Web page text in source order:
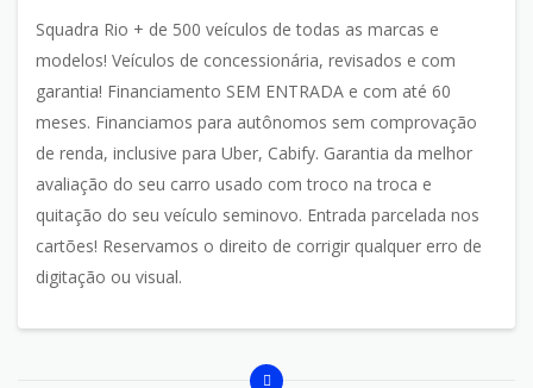
Squadra Rio + de 500 veículos de todas as marcas e
modelos! Veículos de concessionária, revisados e com
garantia! Financiamento SEM ENTRADA e com até 60
meses. Financiamos para autônomos sem comprovação
de renda, inclusive para Uber, Cabify. Garantia da melhor
avaliação do seu carro usado com troco na troca e
quitação do seu veículo seminovo. Entrada parcelada nos
cartões! Reservamos o direito de corrigir qualquer erro de
digitação ou visual.